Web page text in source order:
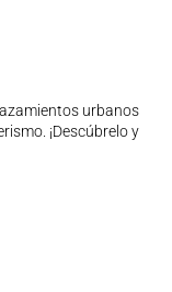
urbanos
¡Descúbrelo y